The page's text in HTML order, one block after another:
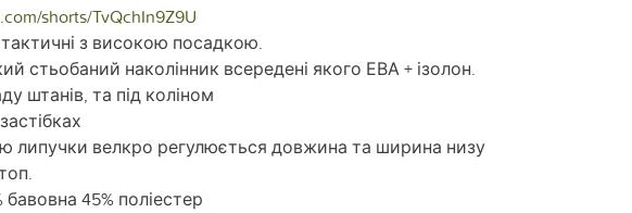
shorts/TvQchIn9Z9U
з високою посадкою.
стьобаний наколінник всередені якого ЕВА + ізолон.
штанів, та під коліном
липучки велкро регулюється довжина та ширина низу
бавовна 45% поліестер